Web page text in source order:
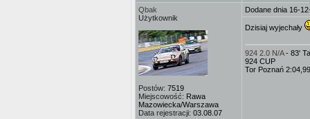
Qbak
Użytkownik
Postów: 7519
Miejscowość: Rawa
Mazowiecka/Warszawa
Data rejestracji: 03.08.07
Dodane dnia 16-
Dzisiaj wyjechały
924 2.0 N/A- 83'
924 CUP
Tor Poznań